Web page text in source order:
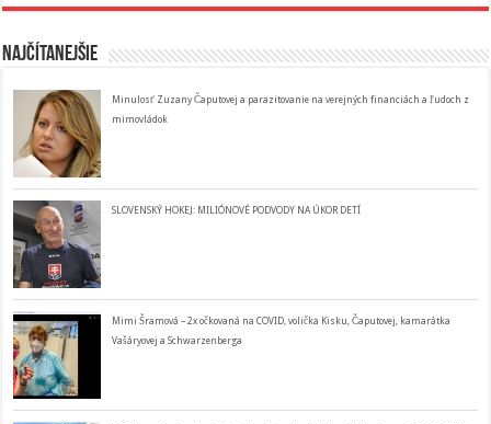
Najčítanejšie
Minulosť Zuzany Čaputovej a parazitovanie na verejných financiách a ľudoch z
mimovládok
SLOVENSKÝ HOKEJ: MILIÓNOVÉ PODVODY NA ÚKOR DETÍ
Mimi Šramová – 2x očkovaná na COVID, volička Kisku, Čaputovej, kamarátka
Vašáryovej a Schwarzenberga